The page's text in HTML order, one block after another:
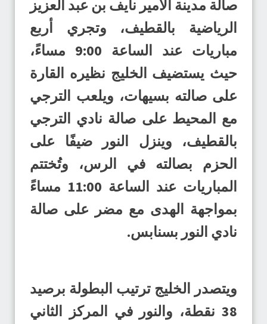
صالة مدينة الأمير نايف بن عبد العزيز
الرياضية بالقطيف، وتجري أربع
مباريات عند الساعة 9:00 مساءً،
حيث يستضيف الخليج نظيره القارة
على صالته بسيهات، ويلعب الترجي
مع المحيط على صالة نادي الترجي
بالقطيف، وينزل النور ضيفًا على
الحزم بصالته في الرس، وتُختتم
المباريات عند الساعة 11:00 مساءً
بمواجهة الهدى مع مضر على صالة
نادي النور بسنابس.
ويتصدر الخليج ترتيب البطولة برصيد
38 نقطة، والنور في المركز الثاني